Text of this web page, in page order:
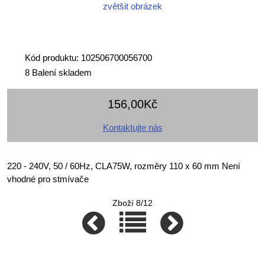
zvětšit obrázek
Kód produktu: 102506700056700
8 Balení skladem
156,00Kč
Kontaktujte nás
220 - 240V, 50 / 60Hz, CLA75W, rozměry 110 x 60 mm Není
vhodné pro stmívače
Zboží 8/12